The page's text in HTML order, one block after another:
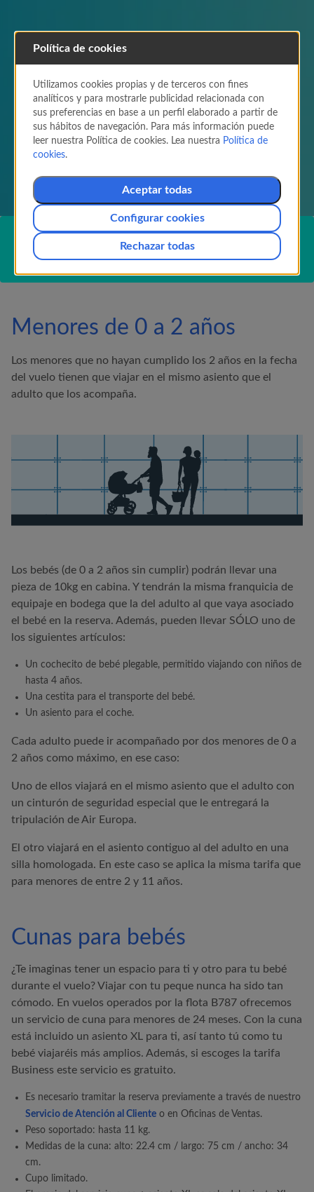
Viajar con menores en
que necesitas
Viajar con menores puede ser muy sencillo.
Air Europate facilita toda la información que
pueda ser relevante para que tu familia viaje
MENORES NO ACOMPAÑADOS: Es necesario solicitar estos
servicios con suficiente antelación, aportando los datos de
Menores de 0 a 2 años
Los menores que no hayan cumplido los 2 años en la fecha
del vuelo tienen que viajar en el mismo asiento que el
adulto que los acompaña.
Los bebés (de 0 a 2 años sin cumplir) podrán llevar una
pieza de 10kg en cabina. Y tendrán la misma franquicia de
equipaje en bodega que la del adulto al que vaya asociado
el bebé en la reserva. Además, pueden llevar SÓLO uno de
los siguientes artículos:
Un cochecito de bebé plegable, permitido viajando con niños de
hasta 4 años.
Una cestita para el transporte del bebé.
Un asiento para el coche.
Cada adulto puede ir acompañado por dos menores de 0 a
2 años como máximo, en ese caso:
Uno de ellos viajará en el mismo asiento que el adulto con
un cinturón de seguridad especial que le entregará la
tripulación deAir Europa.
El otro viajará en el asiento contiguo al del adulto en una
silla homologada. En este caso se aplica la misma tarifa que
para menores de entre 2 y 11 años.
Cunas para bebés
¿Te imaginas tener un espacio para ti y otro para tu bebé
durante el vuelo? Viajar con tu peque nunca ha sido tan
cómodo. En vuelos operados por la flota B787 ofrecemos
un servicio de cuna para menores de 24 meses. Con la cuna
está incluido un asiento XL para ti, así tanto tú como tu
bebé viajaréis más amplios. Además, si escoges la tarifa
Business este servicio es gratuito.
Es necesario tramitar la reserva previamente a través de nuestro
Servicio de Atención al Cliente o en Oficinas de Ventas.
Peso soportado: hasta 11 kg.
Medidas de la cuna: alto: 22.4 cm / largo: 75 cm / ancho: 34
cm.
Cupo limitado.
Política de cookies
Utilizamos cookies propias y de terceros con fines
analíticos y para mostrarle publicidad relacionada con
sus preferencias en base a un perfil elaborado a partir de
sus hábitos de navegación. Para más información puede
leer nuestra Política de cookies. Lea nuestra Política de
cookies.
Aceptar todas
Rechazar todas
Configurar cookies